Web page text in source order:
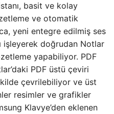
basit ve kolay
ve otomatik
yeni entegre edilmiş ses
işleyerek doğrudan Notlar
yapabiliyor. PDF
PDF üstü çeviri
çevrilebiliyor ve üst
resimler ve grafikler
Klavye’den eklenen